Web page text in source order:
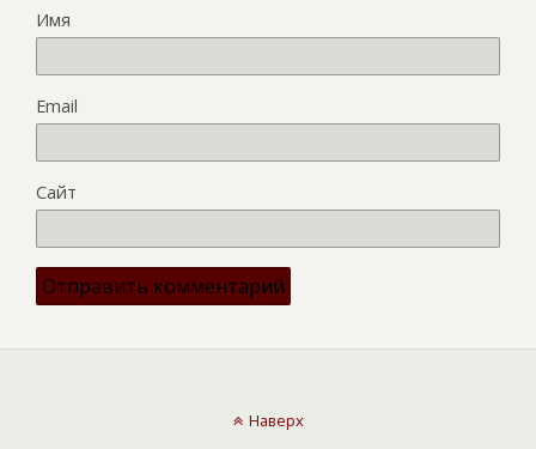
Имя
Email
Сайт
Наверх